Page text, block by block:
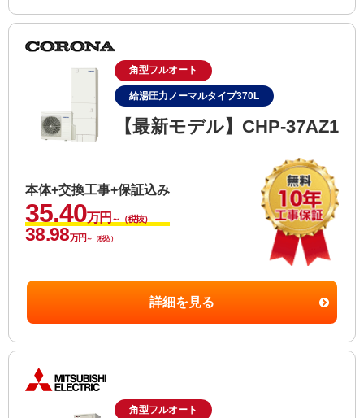
角型フルオート
給湯圧力ノーマルタイプ370L
【最新モデル】CHP-37AZ1
本体+交換工事+保証込み
35.40万円 ～（税抜）
38.98万円 ～（税込）
詳細を見る
角型フルオート